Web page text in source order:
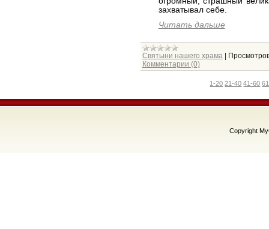
захватывал себе.
Читать дальше
Святыни нашего храма|
Комментарии (0)
1-20 21-40 41-60
Copyright